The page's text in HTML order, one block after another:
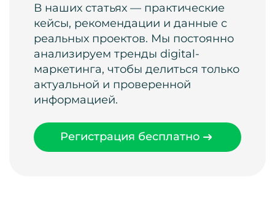
В наших статьях — практические
кейсы, рекомендации и данные с
реальных проектов. Мы постоянно
анализируем тренды digital-
маркетинга, чтобы делиться только
актуальной и проверенной
информацией.
Регистрация бесплатно